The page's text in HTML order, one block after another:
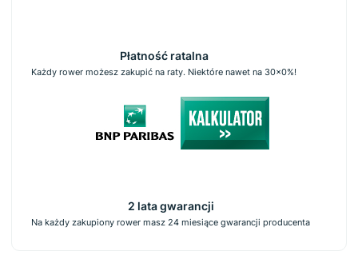
Płatność ratalna
Każdy rower możesz zakupić na raty. Niektóre nawet na 30x0%!
2 lata gwarancji
Na każdy zakupiony rower masz 24 miesiące gwarancji producenta